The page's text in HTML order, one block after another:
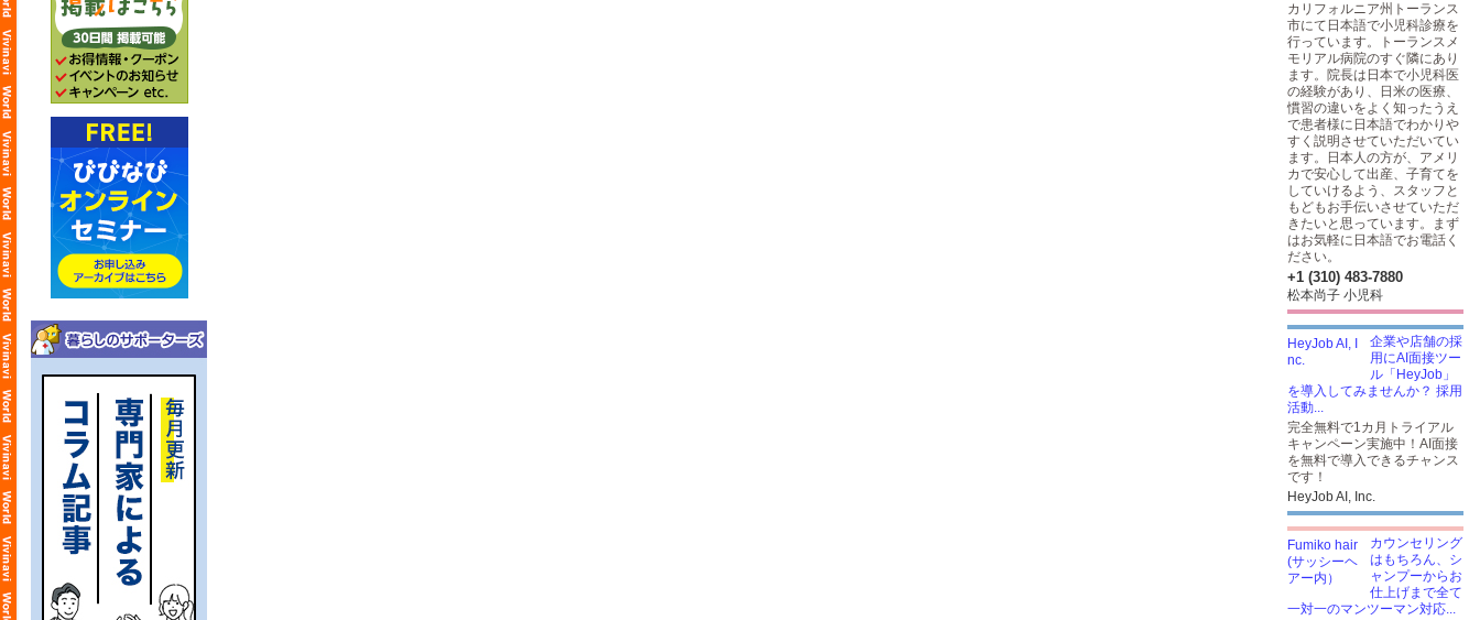
カリフォルニア州トーランス
市にて日本語で小児科診療を
行っています。トーランスメ
モリアル病院のすぐ隣にあり
ます。院長は日本で小児科医
の経験があり、日米の医療、
慣習の違いをよく知ったうえ
で患者様に日本語でわかりや
すく説明させていただいてい
ます。日本人の方が、アメリ
カで安心して出産、子育てを
していけるよう、スタッフと
もどもお手伝いさせていただ
きたいと思っています。まず
はお気軽に日本語でお電話く
ださい。
+1 (310) 483-7880
松本尚子 小児科
企業や店舗の採
用にAI面接ツー
ル「HeyJob」
を導入してみませんか？ 採用
活動...
完全無料で1カ月トライアル
キャンペーン実施中！AI面接
を無料で導入できるチャンス
です！
HeyJob AI, Inc.
カウンセリング
はもちろん、シ
ャンプーからお
仕上げまで全て
一対一のマンツーマン対応...